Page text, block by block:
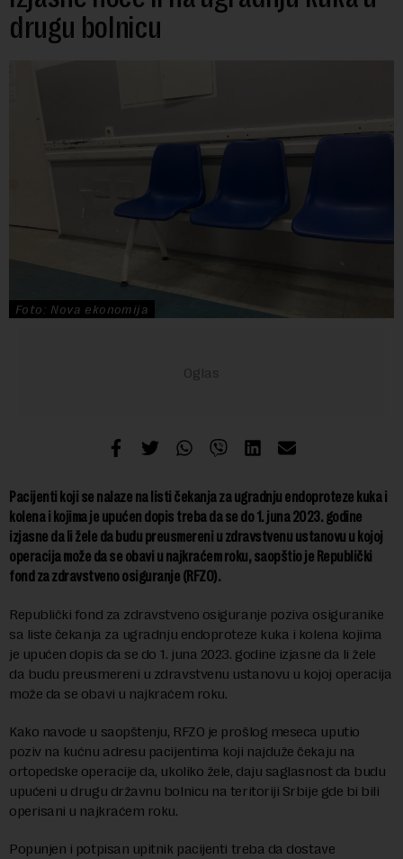
drugu bolnicu
Foto: Nova ekonomija
Pacijenti koji se nalaze na listi čekanja za ugradnju endoproteze kuka i
kolena i kojima je upućen dopis treba da se do 1. juna 2023. godine
izjasne da li žele da budu preusmereni u zdravstvenu ustanovu u kojoj
operacija može da se obavi u najkraćem roku, saopštio je Republički
fond za zdravstveno osiguranje (RFZO).
Republički fond za zdravstveno osiguranje poziva osiguranike
sa liste čekanja za ugradnju endoproteze kuka i kolena kojima
je upućen dopis da se do 1. juna 2023. godine izjasne da li žele
da budu preusmereni u zdravstvenu ustanovu u kojoj operacija
može da se obavi u najkraćem roku.
Kako navode u saopštenju, RFZO je prošlog meseca uputio
poziv na kućnu adresu pacijentima koji najduže čekaju na
ortopedske operacije da, ukoliko žele, daju saglasnost da budu
upućeni u drugu državnu bolnicu na teritoriji Srbije gde bi bili
operisani u najkraćem roku.
Popunjen i potpisan upitnik pacijenti treba da dostave